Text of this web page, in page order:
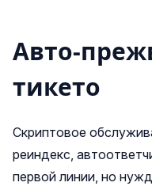
тикето
Скриптовое
реиндекс,
первой линии, но